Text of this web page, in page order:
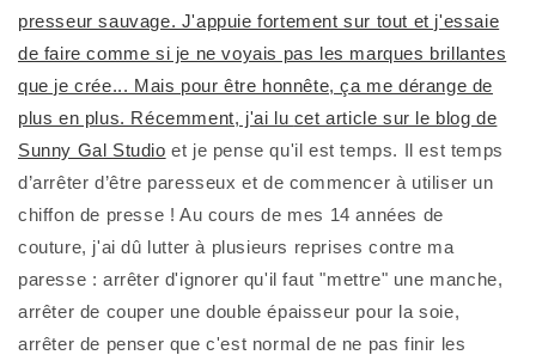
presseur sauvage. J'appuie fortement sur tout et j'essaie
de faire comme si je ne voyais pas les marques brillantes
que je crée... Mais pour être honnête, ça me dérange de
plus en plus. Récemment, j'ai lu cet article sur le blog de
Sunny Gal Studio et je pense qu'il est temps. Il est temps
d’arrêter d’être paresseux et de commencer à utiliser un
chiffon de presse ! Au cours de mes 14 années de
couture, j'ai dû lutter à plusieurs reprises contre ma
paresse : arrêter d'ignorer qu'il faut "mettre" une manche,
arrêter de couper une double épaisseur pour la soie,
arrêter de penser que c'est normal de ne pas finir les